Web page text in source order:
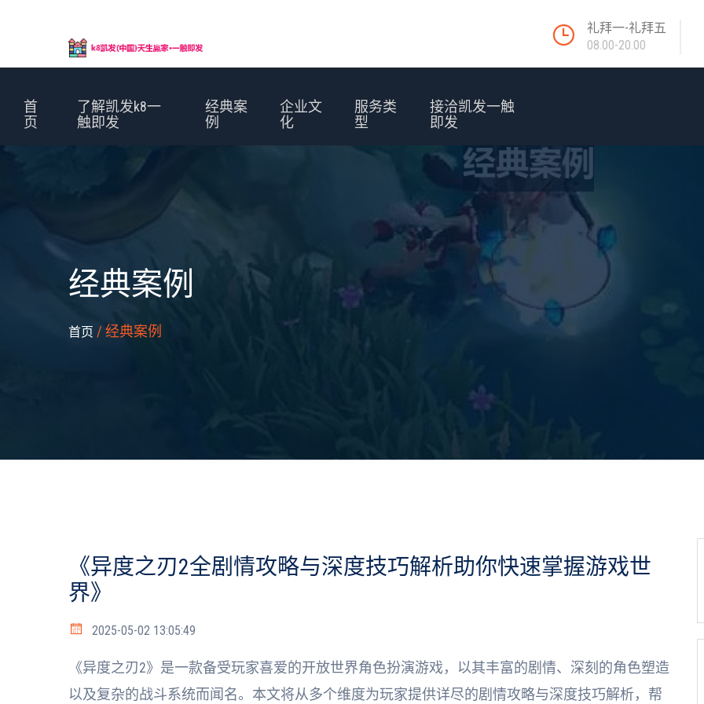
礼拜一-礼拜五
08.00-20.00
首
页
了解凯发k8一
触即发
经典案
例
企业文
化
服务类
型
接洽凯发一触
即发
经典案例
首页 / 经典案例
《异度之刃2全剧情攻略与深度技巧解析助你快速掌握游戏世
界》
2025-05-02 13:05:49
《异度之刃2》是一款备受玩家喜爱的开放世界角色扮演游戏，以其丰富的剧情、深刻的角色塑造
以及复杂的战斗系统而闻名。本文将从多个维度为玩家提供详尽的剧情攻略与深度技巧解析，帮